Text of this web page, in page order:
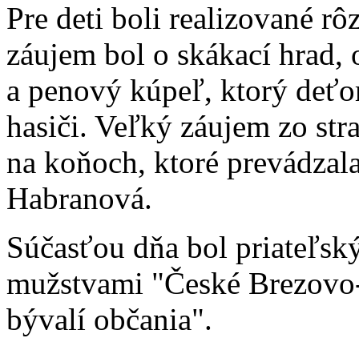
Pre deti boli realizované
záujem bol o skákací hrad,
a penový kúpeľ, ktorý
hasiči. Veľký záujem zo
na koňoch, ktoré
Habranová.
Súčasťou dňa bol
mužstvami "České
bývalí občania".